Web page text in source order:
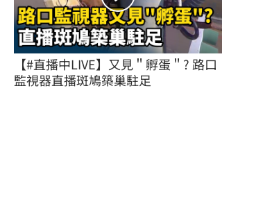
【#直播中LIVE】又見＂孵蛋＂? 路口
監視器直播斑鳩築巢駐足